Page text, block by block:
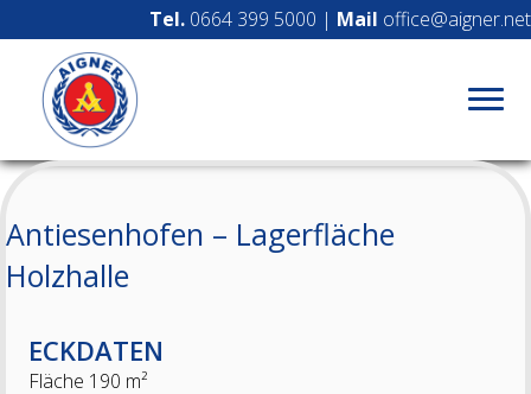
Tel. 0664 399 5000 | Mail office@aigner.net
Antiesenhofen – Lagerfläche
Holzhalle
ECKDATEN
Fläche 190 m²